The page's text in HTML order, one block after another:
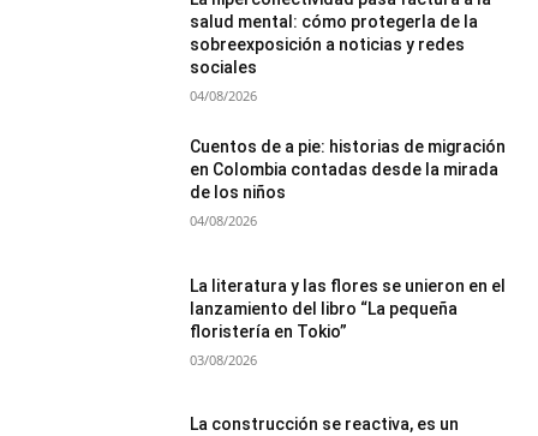
salud mental: cómo protegerla de la
sobreexposición a noticias y redes
sociales
04/08/2026
Cuentos de a pie: historias de migración
en Colombia contadas desde la mirada
de los niños
04/08/2026
La literatura y las flores se unieron en el
lanzamiento del libro “La pequeña
floristería en Tokio”
03/08/2026
La construcción se reactiva, es un